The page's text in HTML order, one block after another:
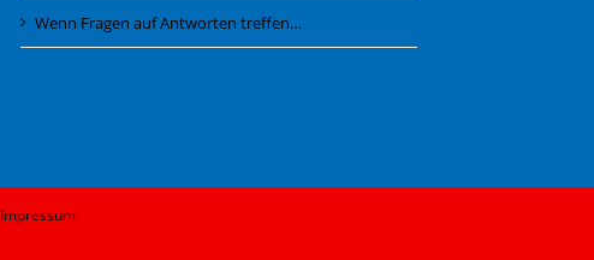
Wenn Fragen auf Antworten treffen…
Impressum